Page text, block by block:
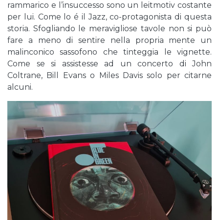
rammarico e l’insuccesso sono un leitmotiv costante
per lui. Come lo é il Jazz, co-protagonista di questa
storia. Sfogliando le meravigliose tavole non si può
fare a meno di sentire nella propria mente un
malinconico sassofono che tinteggia le vignette.
Come se si assistesse ad un concerto di John
Coltrane, Bill Evans o Miles Davis solo per citarne
alcuni.